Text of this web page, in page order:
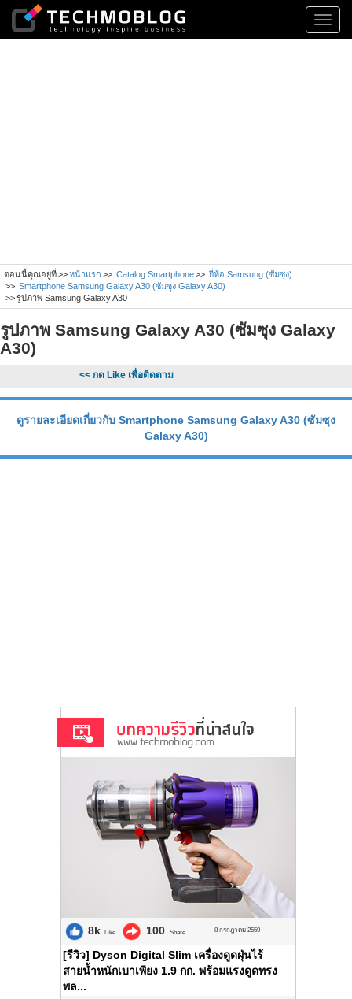
ตอนนี้คุณอยู่ที่ หน้าแรก Catalog Smartphone
ยี่ห้อ Samsung (ซัมซุง)
Smartphone Samsung Galaxy A30 (ซัมซุง Galaxy A30)
รูปภาพ Samsung Galaxy A30
รูปภาพ Samsung Galaxy A30 (ซัมซุง Galaxy
A30)
<< กด Like เพื่อติดตาม
ดูรายละเอียดเกี่ยวกับ Smartphone Samsung Galaxy A30 (ซัมซุง
Galaxy A30)
8k Like 100 Share 8 กรกฎาคม 2559
[รีวิว] Dyson Digital Slim เครื่องดูดฝุ่นไร้
สายน้ำหนักเบาเพียง 1.9 กก. พร้อมแรงดูดทรง
พล...